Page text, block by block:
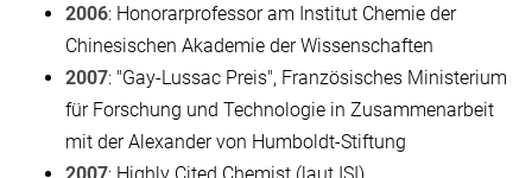
2006: Honorarprofessor am Institut Chemie der
Chinesischen Akademie der Wissenschaften
2007: "Gay-Lussac Preis", Französisches Ministerium
für Forschung und Technologie in Zusammenarbeit
mit der Alexander von Humboldt-Stiftung